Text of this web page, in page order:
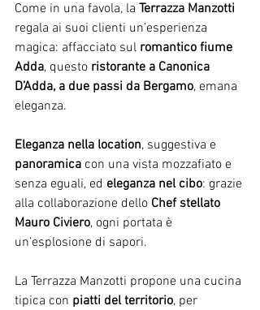
Come in una favola, la Terrazza Manzotti
regala ai suoi clienti un’esperienza
magica: affacciato sul romantico fiume
Adda, questo ristorante a Canonica
D’Adda, a due passi da Bergamo, emana
eleganza.
Eleganza nella location, suggestiva e
panoramica con una vista mozzafiato e
senza eguali, ed eleganza nel cibo: grazie
alla collaborazione dello Chef stellato
Mauro Civiero, ogni portata è
un’esplosione di sapori.
La Terrazza Manzotti propone una cucina
tipica con piatti del territorio, per